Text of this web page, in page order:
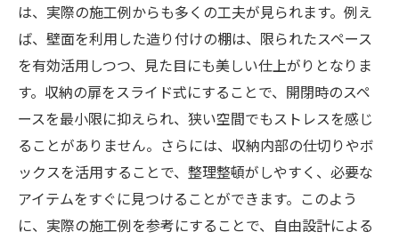
は、実際の施工例からも多くの工夫が見られます。例え
ば、壁面を利用した造り付けの棚は、限られたスペース
を有効活用しつつ、見た目にも美しい仕上がりとなりま
す。収納の扉をスライド式にすることで、開閉時のスペ
ースを最小限に抑えられ、狭い空間でもストレスを感じ
ることがありません。さらには、収納内部の仕切りやボ
ックスを活用することで、整理整頓がしやすく、必要な
アイテムをすぐに見つけることができます。このよう
に、実際の施工例を参考にすることで、自由設計による